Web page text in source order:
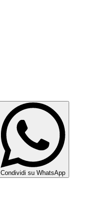
Condividi su WhatsApp